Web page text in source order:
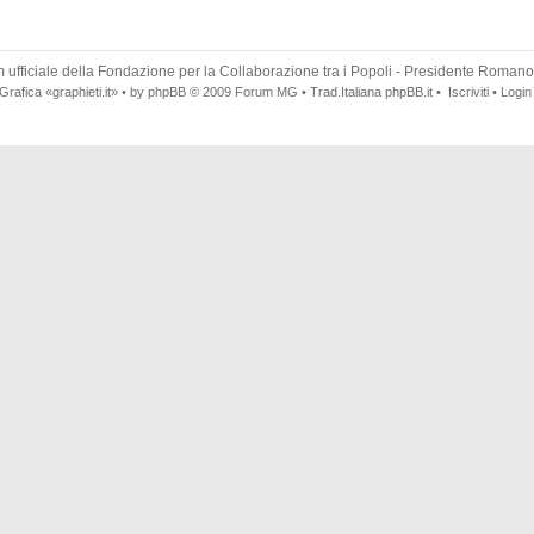
ufficiale della Fondazione per la Collaborazione tra i Popoli - Presidente
Grafica «graphieti.it» • by phpBB © 2009 Forum MG • Trad.Italiana phpBB.it • Iscriviti • Login